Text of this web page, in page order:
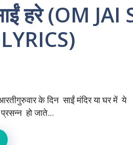
हरे (OM JAI
के दिन साईं मंदिर या घर में ये
हो जाते...